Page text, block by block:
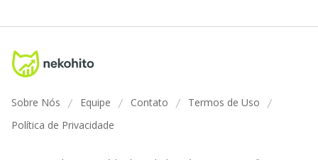
Sobre Nós / Equipe / Contato / Termos de Uso /
Política de Privacidade